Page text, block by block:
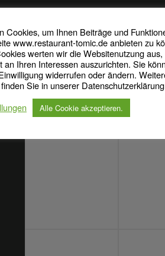
Cookies, um Ihnen Beiträge und
www.restaurant-tomic.de anbieten zu
werten wir die Websitenutzung aus,
an Ihren Interessen auszurichten. Sie
widerrufen oder ändern.
Sie in unserer
Alle Cookie akzeptieren.